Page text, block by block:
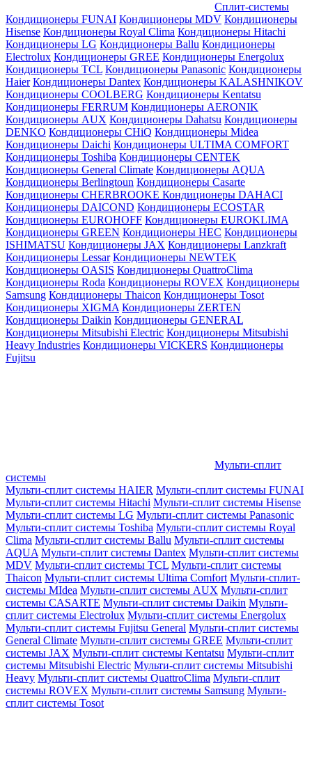
Сплит-системы
Кондиционеры FUNAI Кондиционеры MDV Кондиционеры
Hisense Кондиционеры Royal Clima Кондиционеры Hitachi
Кондиционеры LG Кондиционеры Ballu Кондиционеры
Electrolux Кондиционеры GREE Кондиционеры Energolux
Кондиционеры TCL Кондиционеры Panasonic Кондиционеры
Haier Кондиционеры Dantex Кондиционеры KALASHNIKOV
Кондиционеры СOOLBERG Кондиционеры Kentatsu
Кондиционеры FERRUM Кондиционеры AERONIK
Кондиционеры AUX Кондиционеры Dahatsu Кондиционеры
DENKO Кондиционеры CHiQ Кондиционеры Midea
Кондиционеры Daichi Кондиционеры ULTIMA COMFORT
Кондиционеры Toshiba Кондиционеры CENTEK
Кондиционеры General Climate Кондиционеры AQUA
Кондиционеры Berlingtoun Кондиционеры Casarte
Кондиционеры CHERBROOKE Кондиционеры DAHACI
Кондиционеры DAICOND Кондиционеры ECOSTAR
Кондиционеры EUROHOFF Кондиционеры EUROKLIMA
Кондиционеры GREEN Кондиционеры HEC Кондиционеры
ISHIMATSU Кондиционеры JAX Кондиционеры Lanzkraft
Кондиционеры Lessar Кондиционеры NEWTEK
Кондиционеры OASIS Кондиционеры QuattroClima
Кондиционеры Roda Кондиционеры ROVEX Кондиционеры
Samsung Кондиционеры Thaicon Кондиционеры Tosot
Кондиционеры XIGMA Кондиционеры ZERTEN
Кондиционеры Daikin Кондиционеры GENERAL
Кондиционеры Mitsubishi Electric Кондиционеры Mitsubishi
Heavy Industries Кондиционеры VICKERS Кондиционеры
Fujitsu
Мульти-сплит
системы
Мульти-сплит системы HAIER Мульти-сплит системы FUNAI
Мульти-сплит системы Hitachi Мульти-сплит системы Hisense
Мульти-сплит системы LG Мульти-сплит системы Panasonic
Мульти-сплит системы Toshiba Мульти-сплит системы Royal
Clima Мульти-сплит системы Ballu Мульти-сплит системы
AQUA Мульти-сплит системы Dantex Мульти-сплит системы
MDV Мульти-сплит системы TCL Мульти-сплит системы
Thaicon Мульти-сплит системы Ultima Comfort Мульти-сплит-
системы MIdea Мульти-сплит системы AUX Мульти-сплит
системы CASARTE Мульти-сплит системы Daikin Мульти-
сплит системы Electrolux Мульти-сплит системы Energolux
Мульти-сплит системы Fujitsu General Мульти-сплит системы
General Climate Мульти-сплит системы GREE Мульти-сплит
системы JAX Мульти-сплит системы Kentatsu Мульти-сплит
системы Mitsubishi Electric Мульти-сплит системы Mitsubishi
Heavy Мульти-сплит системы QuattroClima Мульти-сплит
системы ROVEX Мульти-сплит системы Samsung Мульти-
сплит системы Tosot